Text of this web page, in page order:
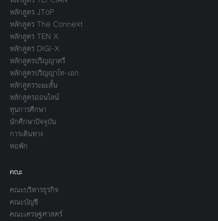
หลักสูตร JToP
หลักสูตร The Connext
หลักสูตร TEN X
หลักสูตร DIGI-X
หลักสูตรปริญญาตรี
หลักสูตรปริญญาโท-เอก
หลักสูตรระยะสั้น
หลักสูตรออนไลน์
ทุนการศึกษา
นักศึกษาปัจจุบัน
การเดินทาง
หอพัก
คณะ
คณะบริหารธุรกิจ
คณะบัญชี
คณะเศรษฐศาสตร์